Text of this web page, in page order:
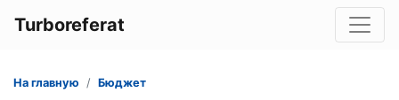
Turboreferat
На главную Бюджет